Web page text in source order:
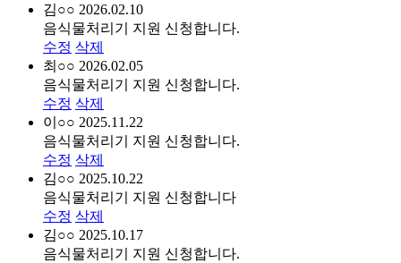
김○○ 2026.02.10
음식물처리기 지원 신청합니다.
수정 삭제
최○○ 2026.02.05
음식물처리기 지원 신청합니다.
수정 삭제
이○○ 2025.11.22
음식물처리기 지원 신청합니다.
수정 삭제
김○○ 2025.10.22
음식물처리기 지원 신청합니다
수정 삭제
김○○ 2025.10.17
음식물처리기 지원 신청합니다.